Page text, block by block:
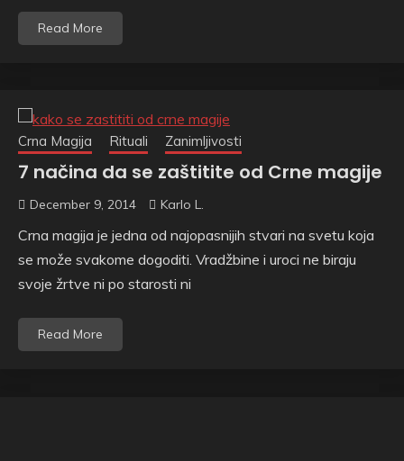
Read More
Crna Magija Rituali Zanimljivosti
7 načina da se zaštitite od Crne magije
December 9, 2014 Karlo L.
Crna magija je jedna od najopasnijih stvari na svetu koja
se može svakome dogoditi. Vradžbine i uroci ne biraju
svoje žrtve ni po starosti ni
Read More